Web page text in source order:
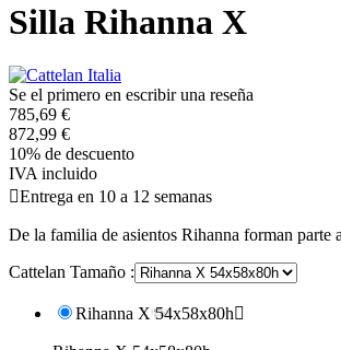
Silla Rihanna X
Se el primero en escribir una reseña
785,69 €
872,99 €
10% de descuento
IVA incluido
Entrega en 10 a 12 semanas
De la familia de asientos Rihanna forman parte
Cattelan Tamaño :
Rihanna X 54x58x80h